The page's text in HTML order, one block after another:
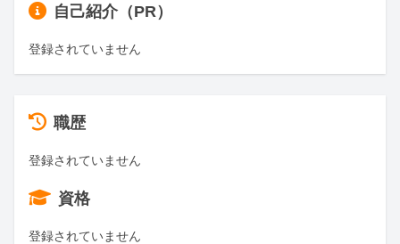
自己紹介（PR）
登録されていません
職歴
登録されていません
資格
登録されていません